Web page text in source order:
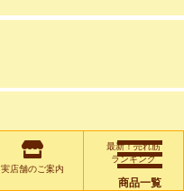
商品一覧
実店舗のご案内
最新！売れ筋
ランキング